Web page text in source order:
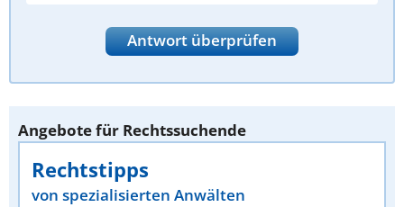
Antwort überprüfen
Angebote für Rechtssuchende
Rechtstipps
von spezialisierten Anwälten